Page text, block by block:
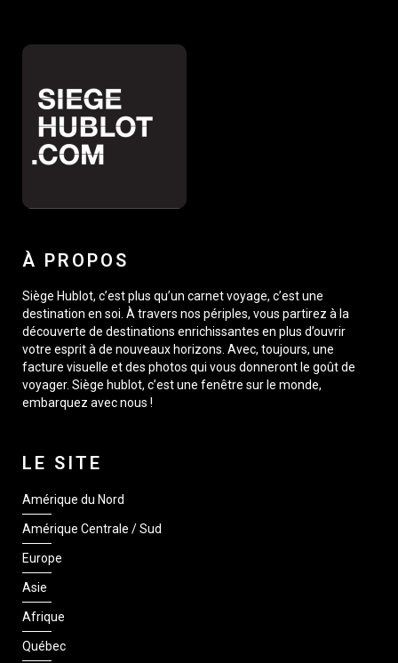
À PROPOS
Siège Hublot, c’est plus qu’un carnet voyage, c’est une
destination en soi. À travers nos périples, vous partirez à la
découverte de destinations enrichissantes en plus d’ouvrir
votre esprit à de nouveaux horizons. Avec, toujours, une
facture visuelle et des photos qui vous donneront le goût de
voyager. Siège hublot, c’est une fenêtre sur le monde,
embarquez avec nous !
LE SITE
Amérique du Nord
Amérique Centrale / Sud
Europe
Asie
Afrique
Québec